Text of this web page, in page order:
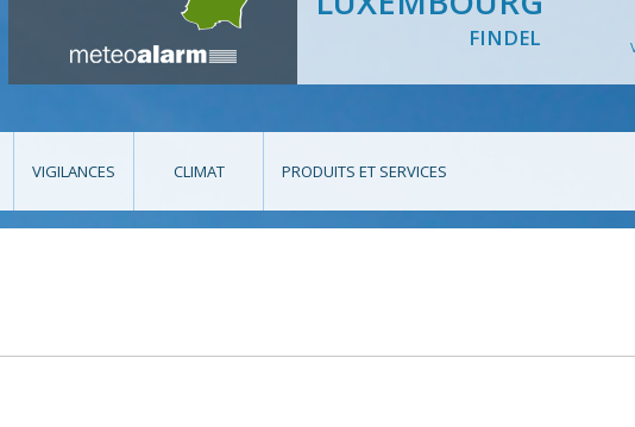
FINDEL
VIGILANCES CLIMAT PRODUITS ET SERVICES